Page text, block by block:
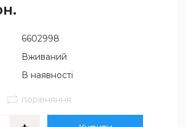
6602998
Вживаний
В наявності
порівняння